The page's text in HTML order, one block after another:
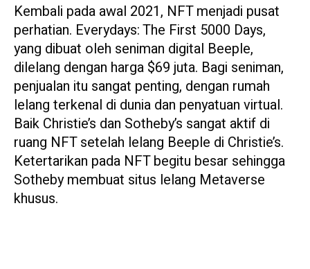
Kembali pada awal 2021, NFT menjadi pusat
perhatian. Everydays: The First 5000 Days,
yang dibuat oleh seniman digital Beeple,
dilelang dengan harga $69 juta. Bagi seniman,
penjualan itu sangat penting, dengan rumah
lelang terkenal di dunia dan penyatuan virtual.
Baik Christie’s dan Sotheby’s sangat aktif di
ruang NFT setelah lelang Beeple di Christie’s.
Ketertarikan pada NFT begitu besar sehingga
Sotheby membuat situs lelang Metaverse
khusus.